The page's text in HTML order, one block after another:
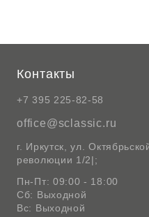
Контакты
+7 395 225-82-58
office@sclassic.ru
г. Иркутск, ул.
революции 1/2|;
Пн-Пт: 09:00 - 18:00
Сб: Выходной
Вс: Выходной